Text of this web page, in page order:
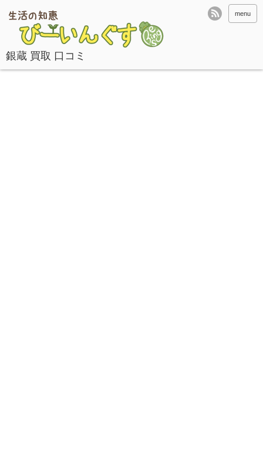
銀蔵 買取 口コミ
menu